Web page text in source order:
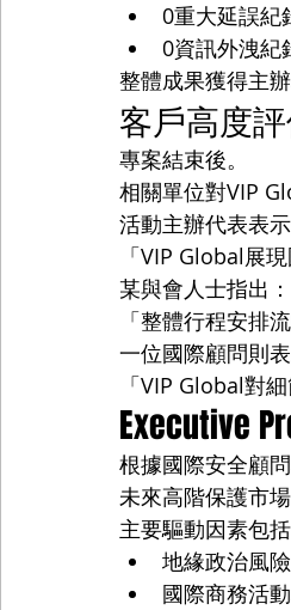
0重大延誤紀
0資訊外洩紀
整體成果獲得主
客戶高度評
專案結束後。
相關單位對VIP
活動主辦代表表示
「VIP Global展
某與會人士指出：
「整體行程安排
一位國際顧問則表
「VIP Global對
Executive
根據國際安全顧
未來高階保護市
主要驅動因素包括
地緣政治風險
國際商務活